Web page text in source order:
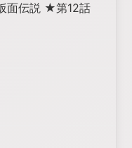
面伝説 ★第12話